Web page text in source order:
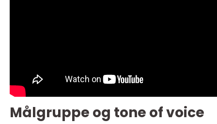
Målgruppe og tone of voice